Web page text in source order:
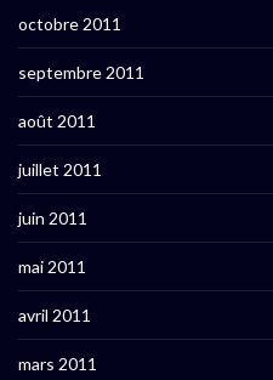
octobre 2011
septembre 2011
août 2011
juillet 2011
juin 2011
mai 2011
avril 2011
mars 2011